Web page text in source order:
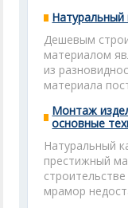
Натуральный
Дешевым
материалом
из
материала
Монтаж
основные
Натуральный
престижный
мрамор